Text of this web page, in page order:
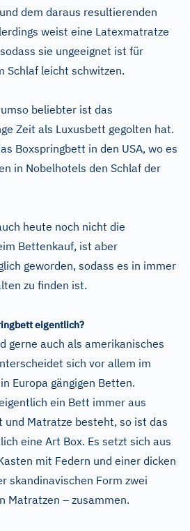
dem daraus resultierenden
weist eine Latexmatratze
sie ungeeignet ist für
Schlaf leicht schwitzen.
beliebter ist das
Zeit als Luxusbett gegolten hat.
Boxspringbett in den USA, wo es
in Nobelhotels den Schlaf der
heute noch nicht die
Bettenkauf, ist aber
geworden, sodass es in immer
zu finden ist.
eigentlich?
gerne auch als amerikanisches
sich vor allem im
Europa gängigen Betten.
ein Bett immer aus
Matratze besteht, so ist das
eine Art Box. Es setzt sich aus
mit Federn und einer dicken
skandinavischen Form zwei
Matratzen – zusammen.